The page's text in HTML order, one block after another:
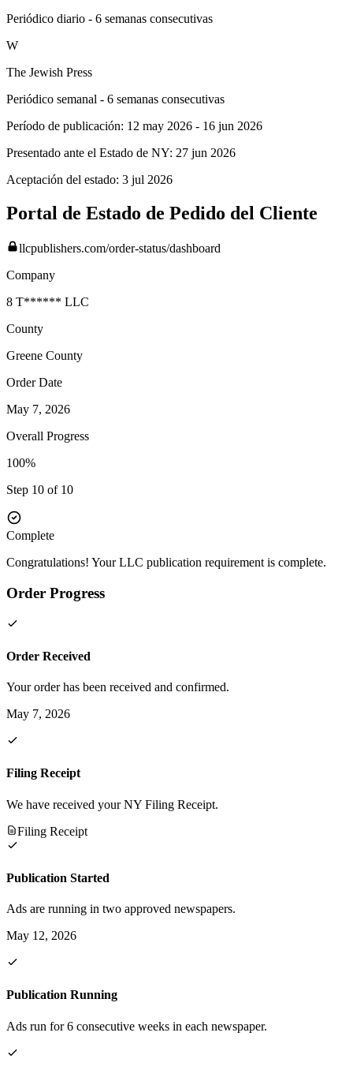
Periódico diario - 6 semanas consecutivas
W
The Jewish Press
Periódico semanal - 6 semanas consecutivas
Período de publicación: 12 may 2026 - 16 jun 2026
Presentado ante el Estado de NY: 27 jun 2026
Aceptación del estado: 3 jul 2026
Portal de Estado de Pedido del Cliente
llcpublishers.com/order-status/dashboard
Company
8 T****** LLC
County
Greene County
Order Date
May 7, 2026
Overall Progress
100%
Step 10 of 10
Complete
Congratulations! Your LLC publication requirement is complete.
Order Progress
Order Received
Your order has been received and confirmed.
May 7, 2026
Filing Receipt
We have received your NY Filing Receipt.
Filing Receipt
Publication Started
Ads are running in two approved newspapers.
May 12, 2026
Publication Running
Ads run for 6 consecutive weeks in each newspaper.